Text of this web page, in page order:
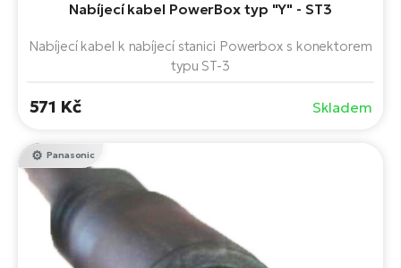
Nabíjecí kabel PowerBox typ "Y" - ST3
Nabíjecí kabel k nabíjecí stanici Powerbox s konektorem
typu ST-3
571 Kč Skladem
Panasonic